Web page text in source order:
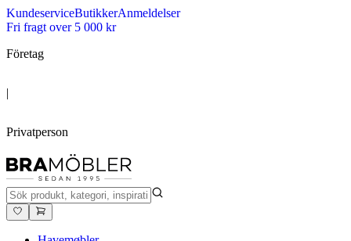
KundeserviceButikkerAnmeldelser
Fri fragt over 5 000 kr
Företag
|
Privatperson